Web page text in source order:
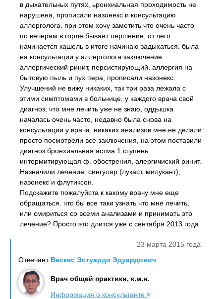
в дыхательных путях, ьронхиальная проходимость не
нарушена, прописали назонекс и консультацию
аллерголога. при этом хочу заметить что очень часто
по вечерам в горле бывает першение, от чего
начинается кашель в итоге начинаю задыхаться. была
на консультации у аллерголога заключение
аллергический ринит, персистирующий, аллергия на
бытовую пыль и пух пера, прописали назонекс.
Улучшений не вижу никаких, так три раза лежала с
этими симптомами в больнице, у каждого врача свой
диагноз, что мне лечить уже не знаю, оддышка
началась очень часто, недавно была снова на
консультации у врача, никаких анализов мне не делали
просто посмотрели все заключения, на этом поставили
диагноз бронхиальная астма 1 ступень
интермитирующая ф. обострения, алергичиский ринит.
Назначили лечение: сингуляр (лукаст, милукант),
назонекс и флутиксон.
Подскажите пожалуйста к какому врачу мне еще
обращаться. что бы все таки узнать что мне лечить,
или смириться со всеми анализами и принимать это
лечение? Просто это длится уже с сентября 2013 года
23 марта 2015 года
Отвечает Васкес Эстуардо Эдуардович:
Врач общей практики, к.м.н.
Информация о консультанте